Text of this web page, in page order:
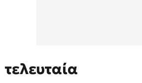
τελευταία